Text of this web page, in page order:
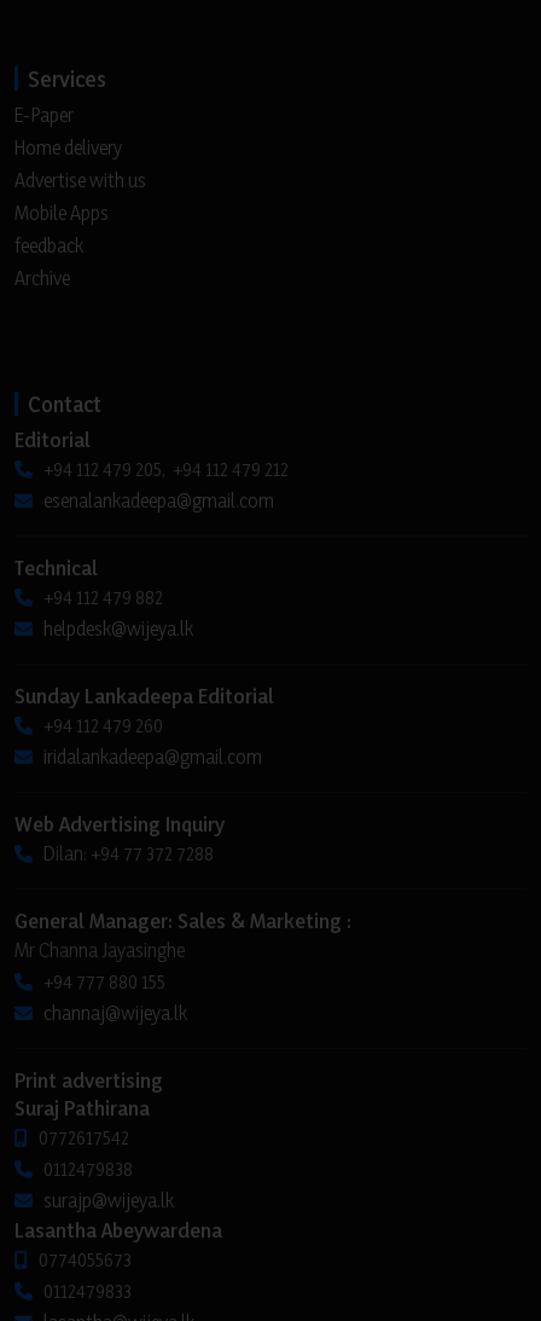
Services
E-Paper
Home delivery
Advertise with us
Mobile Apps
feedback
Archive
Contact
Editorial
+94 112 479 205, +94 112 479 212
esenalankadeepa@gmail.com
Technical
+94 112 479 882
helpdesk@wijeya.lk
Sunday Lankadeepa Editorial
+94 112 479 260
iridalankadeepa@gmail.com
Web Advertising Inquiry
Dilan: +94 77 372 7288
General Manager: Sales & Marketing :
Mr Channa Jayasinghe
+94 777 880 155
channaj@wijeya.lk
Print advertising
Suraj Pathirana
0772617542
0112479838
surajp@wijeya.lk
Lasantha Abeywardena
0774055673
0112479833